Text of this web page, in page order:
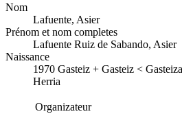
Nom
Lafuente, Asier
Prénom et nom completes
Lafuente Ruiz de Sabando, Asier
Naissance
1970 Gasteiz + Gasteiz <
Herria
Organizateur